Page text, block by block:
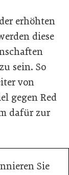
erhöhten
diese
sein. So
von
gegen Red
dafür zur
Sie